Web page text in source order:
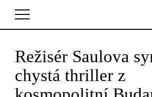
V košíku zatím
Režisér Saulova
chystá thriller z